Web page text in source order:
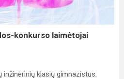
konkurso laimėtojai
inžinerinių klasių gimnazistus: